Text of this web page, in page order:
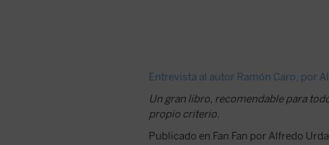
Entrevista al autor Ramón Caro, por
Un gran libro, recomendable para
propio criterio.
Publicado en Fan Fan por Alfredo